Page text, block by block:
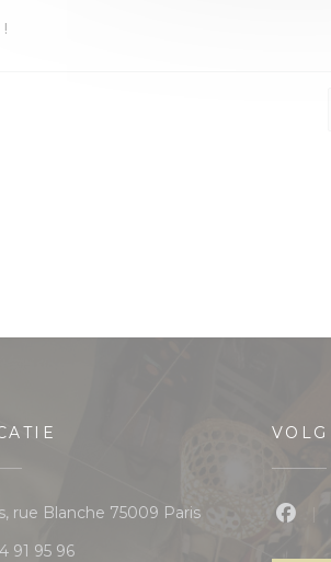
rue Blanche 75009 Paris((opent in een
91 95 96